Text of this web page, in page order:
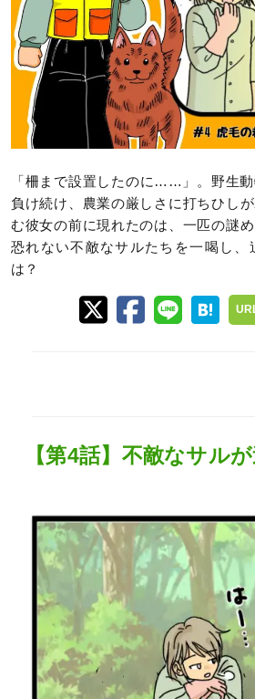
「柵まで設置したのに……」。野生
負け続け、農業の厳しさに打ちひし
む彼女の前に現れたのは、一匹の謎
恐れない不敵なサルたちを一喝し、
は？
【第4話】不敵なサル